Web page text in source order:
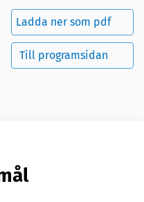
Ladda ner som pdf
Till programsidan